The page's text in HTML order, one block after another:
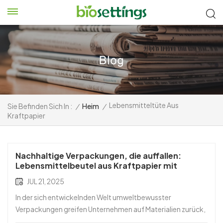
Sie Befinden Sich In : / Heim / Lebensmitteltüte Aus
Kraftpapier
Nachhaltige Verpackungen, die auffallen:
Lebensmittelbeutel aus Kraftpapier mit
Flexodruck
JUL 21, 2025
In der sich entwickelnden Welt umweltbewusster
Verpackungen greifen Unternehmen auf Materialien zurück,
die sowohl funktional als auch umweltfreundlich sind.